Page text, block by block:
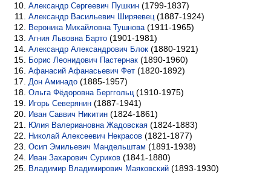
Александр Сергеевич Пушкин (1799-1837)
Александр Васильевич Ширяевец (1887-1924)
Вероника Михайловна Тушнова (1911-1965)
Агния Львовна Барто (1901-1981)
Александр Александрович Блок (1880-1921)
Борис Леонидович Пастернак (1890-1960)
Афанасий Афанасьевич Фет (1820-1892)
Дон Аминадо (1885-1957)
Ольга Фёдоровна Берггольц (1910-1975)
Игорь Северянин (1887-1941)
Иван Саввич Никитин (1824-1861)
Юлия Валериановна Жадовская (1824-1883)
Николай Алексеевич Некрасов (1821-1877)
Осип Эмильевич Мандельштам (1891-1938)
Иван Захарович Суриков (1841-1880)
Владимир Владимирович Маяковский (1893-1930)